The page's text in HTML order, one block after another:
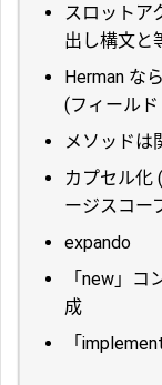
スロットア
出し構文と
Herman な
(フィール
メソッドは
カプセル化
ージスコー
expando
「new」
成
「